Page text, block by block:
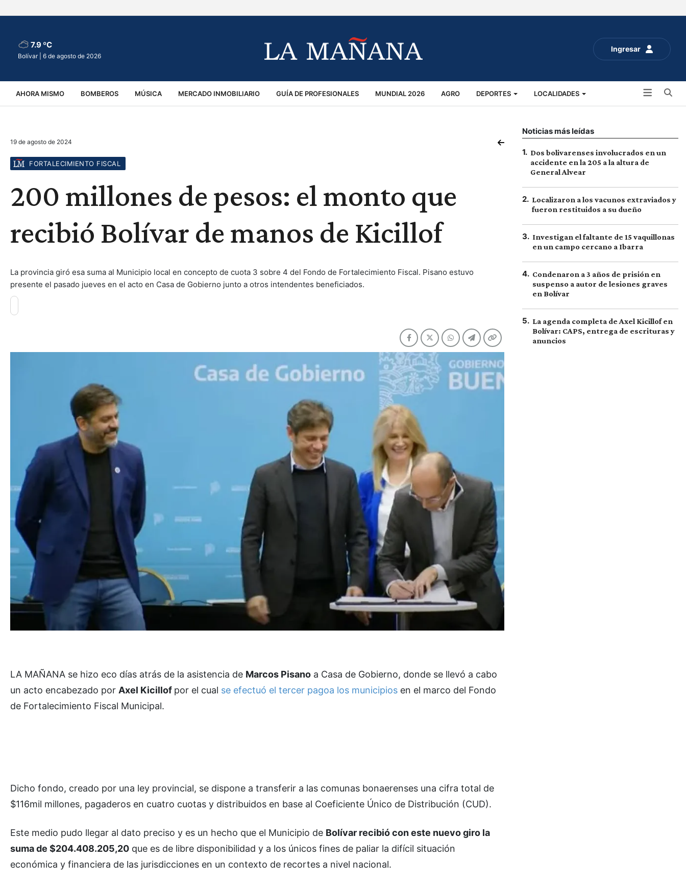
Ingresar
7.9 ºC
Bolívar | 6 de agosto de 2026
AHORA MISMO BOMBEROS MÚSICA MERCADO INMOBILIARIO GUÍA DE PROFESIONALES MUNDIAL 2026 AGRO DEPORTES LOCALIDADES
VIRALES ACCIDENTES
19 de agosto de 2024
FORTALECIMIENTO FISCAL
200 millones de pesos: el monto que
recibió Bolívar de manos de Kicillof
La provincia giró esa suma al Municipio local en concepto de cuota 3 sobre 4 del Fondo de Fortalecimiento Fiscal. Pisano estuvo
presente el pasado jueves en el acto en Casa de Gobierno junto a otros intendentes beneficiados.
LA MAÑANA se hizo eco días atrás de la asistencia de Marcos Pisano a Casa de Gobierno, donde se llevó a cabo
un acto encabezado por Axel Kicillof por el cual se efectuó el tercer pagoa los municipios en el marco del Fondo
de Fortalecimiento Fiscal Municipal.
Dicho fondo, creado por una ley provincial, se dispone a transferir a las comunas bonaerenses una cifra total de
$116mil millones, pagaderos en cuatro cuotas y distribuidos en base al Coeficiente Único de Distribución (CUD).
Este medio pudo llegar al dato preciso y es un hecho que el Municipio de Bolívar recibió con este nuevo giro la
suma de $204.408.205,20 que es de libre disponibilidad y a los únicos fines de paliar la difícil situación
económica y financiera de las jurisdicciones en un contexto de recortes a nivel nacional.
Noticias más leídas
1. Dos bolivarenses involucrados en un
accidente en la 205 a la altura de
General Alvear
2. Localizaron a los vacunos extraviados y
fueron restituidos a su dueño
3. Investigan el faltante de 15 vaquillonas
en un campo cercano a Ibarra
4. Condenaron a 3 años de prisión en
suspenso a autor de lesiones graves
en Bolívar
5. La agenda completa de Axel Kicillof en
Bolívar: CAPS, entrega de escrituras y
anuncios